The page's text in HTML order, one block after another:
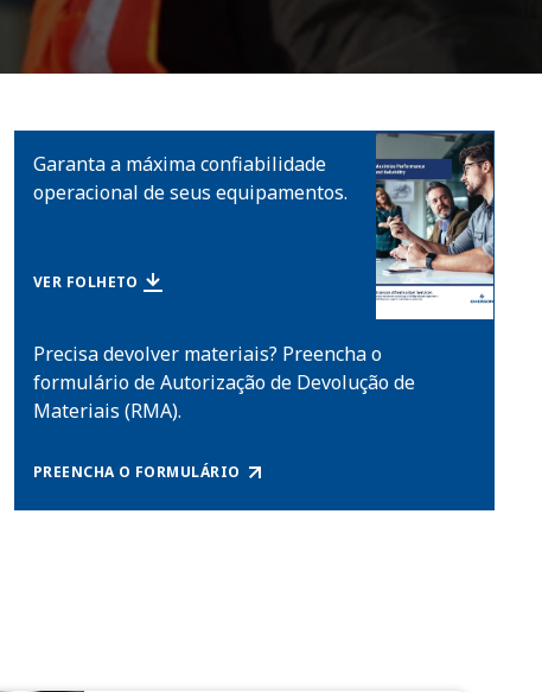
Garanta a máxima confiabilidade
operacional de seus equipamentos.
VER FOLHETO
Precisa devolver materiais? Preencha o
formulário de Autorização de Devolução de
Materiais (RMA).
PREENCHA O FORMULÁRIO